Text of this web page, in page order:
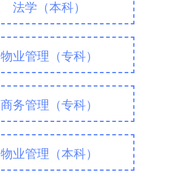
法学（本科）
物业管理（专科）
商务管理（专科）
物业管理（本科）